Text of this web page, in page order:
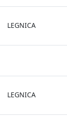
LEGNICA
LEGNICA